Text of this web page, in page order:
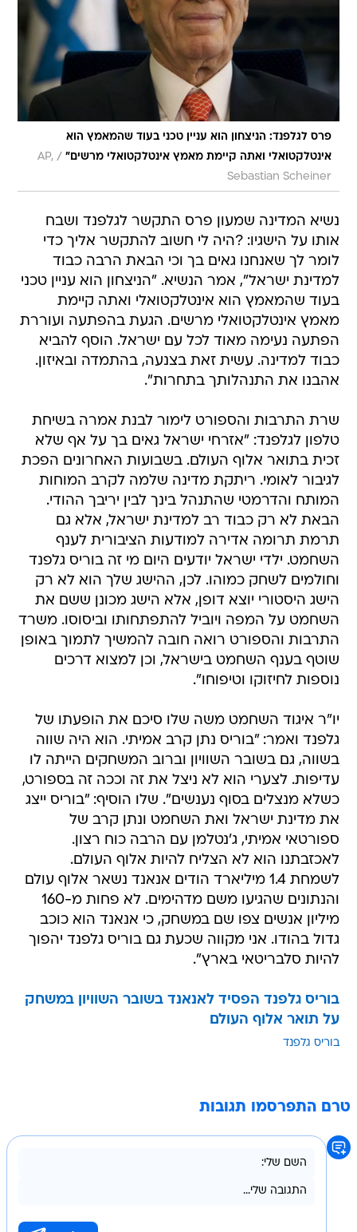
פרס לגלפנד: הניצחון הוא עניין טכני בעוד שהמאמץ הוא
אינטלקטואלי ואתה קיימת מאמץ אינטלקטואלי מרשים" /
AP,
Sebastian Scheiner
נשיא המדינה שמעון פרס התקשר לגלפנד ושבח
אותו על הישגיו: ?היה לי חשוב להתקשר אליך כדי
לומר לך שאנחנו גאים בך וכי הבאת הרבה כבוד
למדינת ישראל", אמר הנשיא. "הניצחון הוא עניין טכני
בעוד שהמאמץ הוא אינטלקטואלי ואתה קיימת
מאמץ אינטלקטואלי מרשים. הגעת בהפתעה ועוררת
הפתעה נעימה מאוד לכל עם ישראל. הוסף להביא
כבוד למדינה. עשית זאת בצנעה, בהתמדה ובאיזון.
אהבנו את התנהלותך בתחרות".
שרת התרבות והספורט לימור לבנת אמרה בשיחת
טלפון לגלפנד: "אזרחי ישראל גאים בך על אף שלא
זכית בתואר אלוף העולם. בשבועות האחרונים הפכת
לגיבור לאומי. ריתקת מדינה שלמה לקרב המוחות
המותח והדרמטי שהתנהל בינך לבין יריבך ההודי.
הבאת לא רק כבוד רב למדינת ישראל, אלא גם
תרמת תרומה אדירה למודעות הציבורית לענף
השחמט. ילדי ישראל יודעים היום מי זה בוריס גלפנד
וחולמים לשחק כמוהו. לכן, ההישג שלך הוא לא רק
הישג היסטורי יוצא דופן, אלא הישג מכונן ששם את
השחמט על המפה ויוביל להתפתחותו וביסוסו. משרד
התרבות והספורט רואה חובה להמשיך לתמוך באופן
שוטף בענף השחמט בישראל, וכן למצוא דרכים
נוספות לחיזוקו וטיפוחו".
יו"ר איגוד השחמט משה שלו סיכם את הופעתו של
גלפנד ואמר: "בוריס נתן קרב אמיתי. הוא היה שווה
בשווה, גם בשובר השוויון וברוב המשחקים הייתה לו
עדיפות. לצערי הוא לא ניצל את זה וככה זה בספורט,
כשלא מנצלים בסוף נענשים". שלו הוסיף: "בוריס ייצג
את מדינת ישראל ואת השחמט ונתן קרב של
ספורטאי אמיתי, ג'נטלמן עם הרבה כוח רצון.
לאכזבתנו הוא לא הצליח להיות אלוף העולם.
לשמחת 1.4 מיליארד הודים אנאנד נשאר אלוף עולם
והנתונים שהגיעו משם מדהימים. לא פחות מ-160
מיליון אנשים צפו שם במשחק, כי אנאנד הוא כוכב
גדול בהודו. אני מקווה שכעת גם בוריס גלפנד יהפוך
להיות סלבריטאי בארץ".
בוריס גלפנד הפסיד לאנאנד בשובר השוויון במשחק
על תואר אלוף העולם
בוריס גלפנד
טרם התפרסמו תגובות